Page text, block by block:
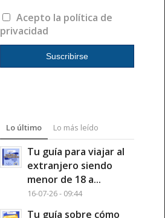
Acepto la política de
privacidad
Lo último Lo más leído
Tu guía para viajar al
extranjero siendo
menor de 18 a...
16-07-26 - 09:44
Tu guía sobre cómo